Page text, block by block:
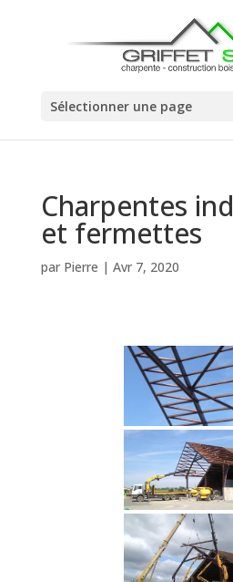
Sélectionner une page
Charpentes
et fermettes
par Pierre | Avr 7, 2020